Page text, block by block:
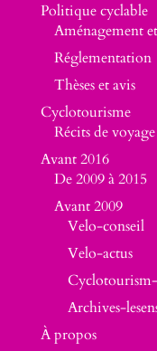
Politique cyclable
Aménagement
Réglementation
Thèses et avis
Cyclotourisme
Récits de voyage
Avant 2016
De 2009 à 2015
Avant 2009
Velo-conseil
Velo-actus
Archives-
À propos